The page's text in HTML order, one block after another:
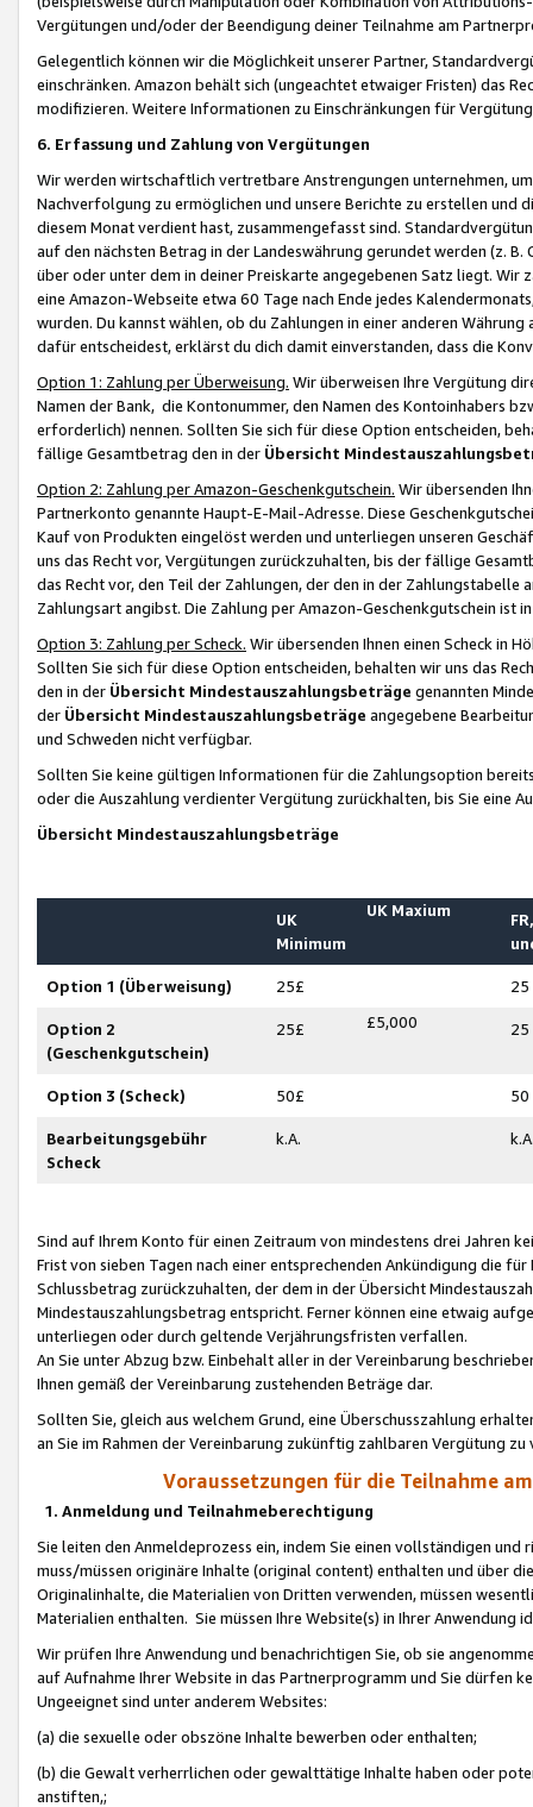
Vergütungen und/oder der Beendigung deiner Teilnahme am
Gelegentlich können wir die Möglichkeit unserer Partner,
einschränken. Amazon behält sich (ungeachtet etwaiger Fristen) das
modifizieren. Weitere Informationen zu Einschränkungen für
6. Erfassung und Zahlung von Vergütungen
Wir werden wirtschaftlich vertretbare Anstrengungen unternehmen,
Nachverfolgung zu ermöglichen und unsere Berichte zu erstellen und
diesem Monat verdient hast, zusammengefasst sind.
auf den nächsten Betrag in der Landeswährung gerundet werden (z.
über oder unter dem in deiner Preiskarte angegebenen Satz liegt.
eine Amazon-Webseite etwa 60 Tage nach Ende jedes
wurden. Du kannst wählen, ob du Zahlungen in einer anderen
dafür entscheidest, erklärst du dich damit einverstanden, dass die
Option 1: Zahlung per Überweisung. Wir überweisen Ihre Vergütung
Namen der Bank, die Kontonummer, den Namen des Kontoinhabers
erforderlich) nennen. Sollten Sie sich für diese Option entscheiden,
fällige Gesamtbetrag den in der Übersicht
Option 2: Zahlung per Amazon-Geschenkgutschein. Wir übersenden
Partnerkonto genannte Haupt-E-Mail-Adresse. Diese
Kauf von Produkten eingelöst werden und unterliegen unseren
uns das Recht vor, Vergütungen zurückzuhalten, bis der fällige
das Recht vor, den Teil der Zahlungen, der den in der
Zahlungsart angibst. Die Zahlung per Amazon-Geschenkgutschein ist
Option 3: Zahlung per Scheck. Wir übersenden Ihnen einen Scheck in
Sollten Sie sich für diese Option entscheiden, behalten wir uns das
den in der Übersicht Mindestauszahlungsbeträge genannten
der Übersicht Mindestauszahlungsbeträge angegebene
und Schweden nicht verfügbar.
Sollten Sie keine gültigen Informationen für die Zahlungsoption
oder die Auszahlung verdienter Vergütung zurückhalten, bis Sie
Übersicht Mindestauszahlungsbeträge
UK
Minimum
UK Maxium
Option 1 (Überweisung) 25£ 25
Option 2
(Geschenkgutschein)
25£ £5,000 25
Option 3 (Scheck) 50£ 50
Bearbeitungsgebühr
Scheck
k.A.
Sind auf Ihrem Konto für einen Zeitraum von mindestens drei Jahren
Frist von sieben Tagen nach einer entsprechenden Ankündigung die
Schlussbetrag zurückzuhalten, der dem in der Übersicht
Mindestauszahlungsbetrag entspricht. Ferner können eine etwaig
unterliegen oder durch geltende Verjährungsfristen verfallen.
An Sie unter Abzug bzw. Einbehalt aller in der Vereinbarung
Ihnen gemäß der Vereinbarung zustehenden Beträge dar.
Sollten Sie, gleich aus welchem Grund, eine Überschusszahlung
an Sie im Rahmen der Vereinbarung zukünftig zahlbaren Vergütung zu
Voraussetzungen für die Teilnahme
1. Anmeldung und Teilnahmeberechtigung
Sie leiten den Anmeldeprozess ein, indem Sie einen vollständigen
muss/müssen originäre Inhalte (original content) enthalten und über
Originalinhalte, die Materialien von Dritten verwenden, müssen
Materialien enthalten. Sie müssen Ihre Website(s) in Ihrer Anwendung
Wir prüfen Ihre Anwendung und benachrichtigen Sie, ob sie
auf Aufnahme Ihrer Website in das Partnerprogramm und Sie dürfen
Ungeeignet sind unter anderem Websites:
(a) die sexuelle oder obszöne Inhalte bewerben oder enthalten;
(b) die Gewalt verherrlichen oder gewalttätige Inhalte haben oder
anstiften,;